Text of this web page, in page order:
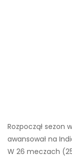
Rozpoczął sezon
awansował na
W 26 meczach